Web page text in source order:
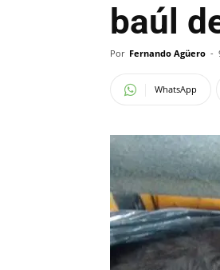
baúl
Por Fernando Agüero -
WhatsApp